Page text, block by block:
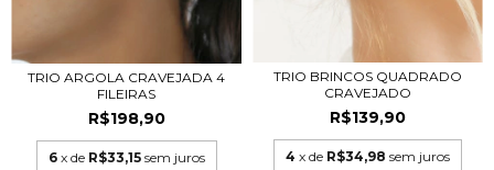
TRIO ARGOLA CRAVEJADA 4
FILEIRAS
R$198,90
6 x de R$33,15 sem juros
TRIO BRINCOS QUADRADO
CRAVEJADO
R$139,90
4 x de R$34,98 sem juros